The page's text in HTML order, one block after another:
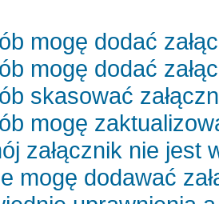
mogę dodać
mogę dodać
skasować
mogę
załącznik nie jest
mogę dodawać